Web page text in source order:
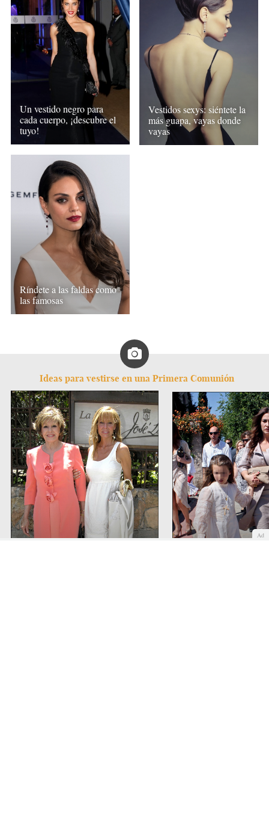
Un vestido negro para
cada cuerpo, ¡descubre el
tuyo!
Vestidos sexys: siéntete la
más guapa, vayas donde
vayas
Ríndete a las faldas como
las famosas
Ideas para vestirse en una Primera Comunión
Ad